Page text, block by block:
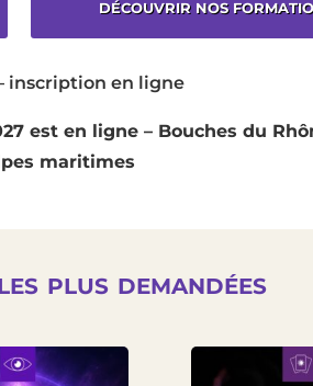
DÉCOUVRIR NOS
inscription en ligne
est en ligne – Bouches du
maritimes
plus demandées